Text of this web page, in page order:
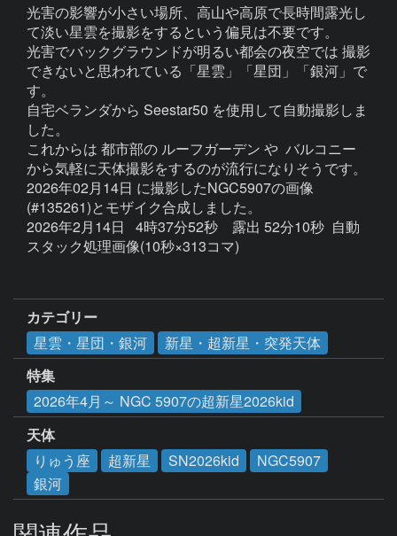
光害の影響が小さい場所、高山や高原で長時間露光し
て淡い星雲を撮影をするという偏見は不要です。
光害でバックグラウンドが明るい都会の夜空では 撮影
できないと思われている「星雲」「星団」「銀河」で
す。
自宅ベランダから Seestar50 を使用して自動撮影しま
した。
これからは 都市部の ルーフガーデン や  バルコニー
から気軽に天体撮影をするのが流行になりそうです。
2026年02月14日 に撮影したNGC5907の画像
(#135261)とモザイク合成しました。
2026年2月14日   4時37分52秒　露出 52分10秒  自動
スタック処理画像(10秒×313コマ)
カテゴリー
星雲・星団・銀河
新星・超新星・突発天体
特集
2026年4月～ NGC 5907の超新星2026kid
天体
りゅう座
超新星 SN2026kid
NGC5907
銀河